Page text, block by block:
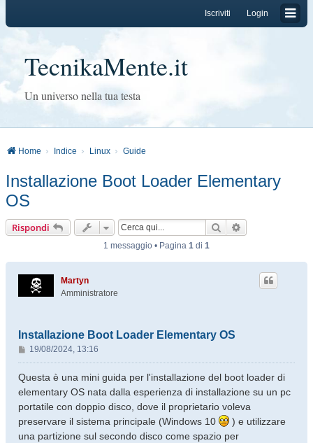
Login
Iscriviti
TecnikaMente.it
Un universo nella tua testa
Home Indice Linux Guide
Installazione Boot Loader Elementary
OS
Rispondi Cerca
1 messaggio • Pagina 1 di 1
Martyn
Amministratore
Installazione Boot Loader Elementary OS
M
e
s
g
g
i
19/08/2024, 13:16
Questa è una mini guida per l'installazione del boot loader di
elementary OS nata dalla esperienza di installazione su un pc
portatile con doppio disco, dove il proprietario voleva
preservare il sistema principale (Windows 10
) e utilizzare
una partizione sul secondo disco come spazio per